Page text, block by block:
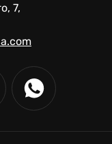
7,